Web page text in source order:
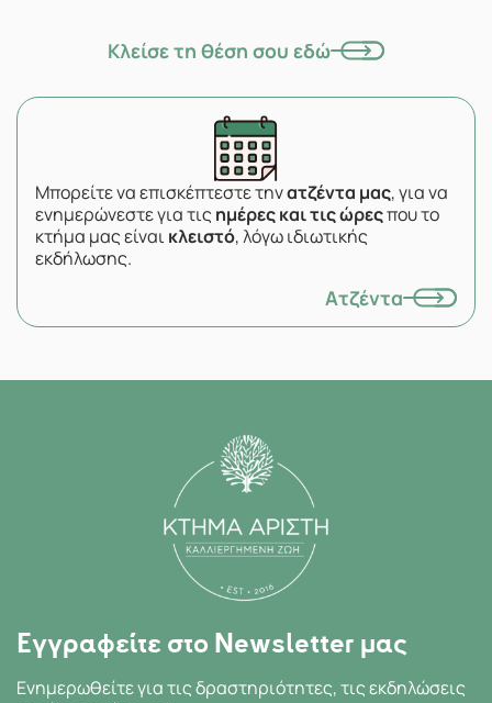
Κλείσε τη θέση σου εδώ
Μπορείτε να επισκέπτεστε τηνατζέντα μας, για να
ενημερώνεστε για τιςημέρες και τις ώρεςπου το
κτήμα μας είναικλειστό, λόγω ιδιωτικής
εκδήλωσης.
Ατζέντα
Εγγραφείτε στο Newsletter μας
Ενημερωθείτε για τις δραστηριότητες, τις εκδηλώσεις